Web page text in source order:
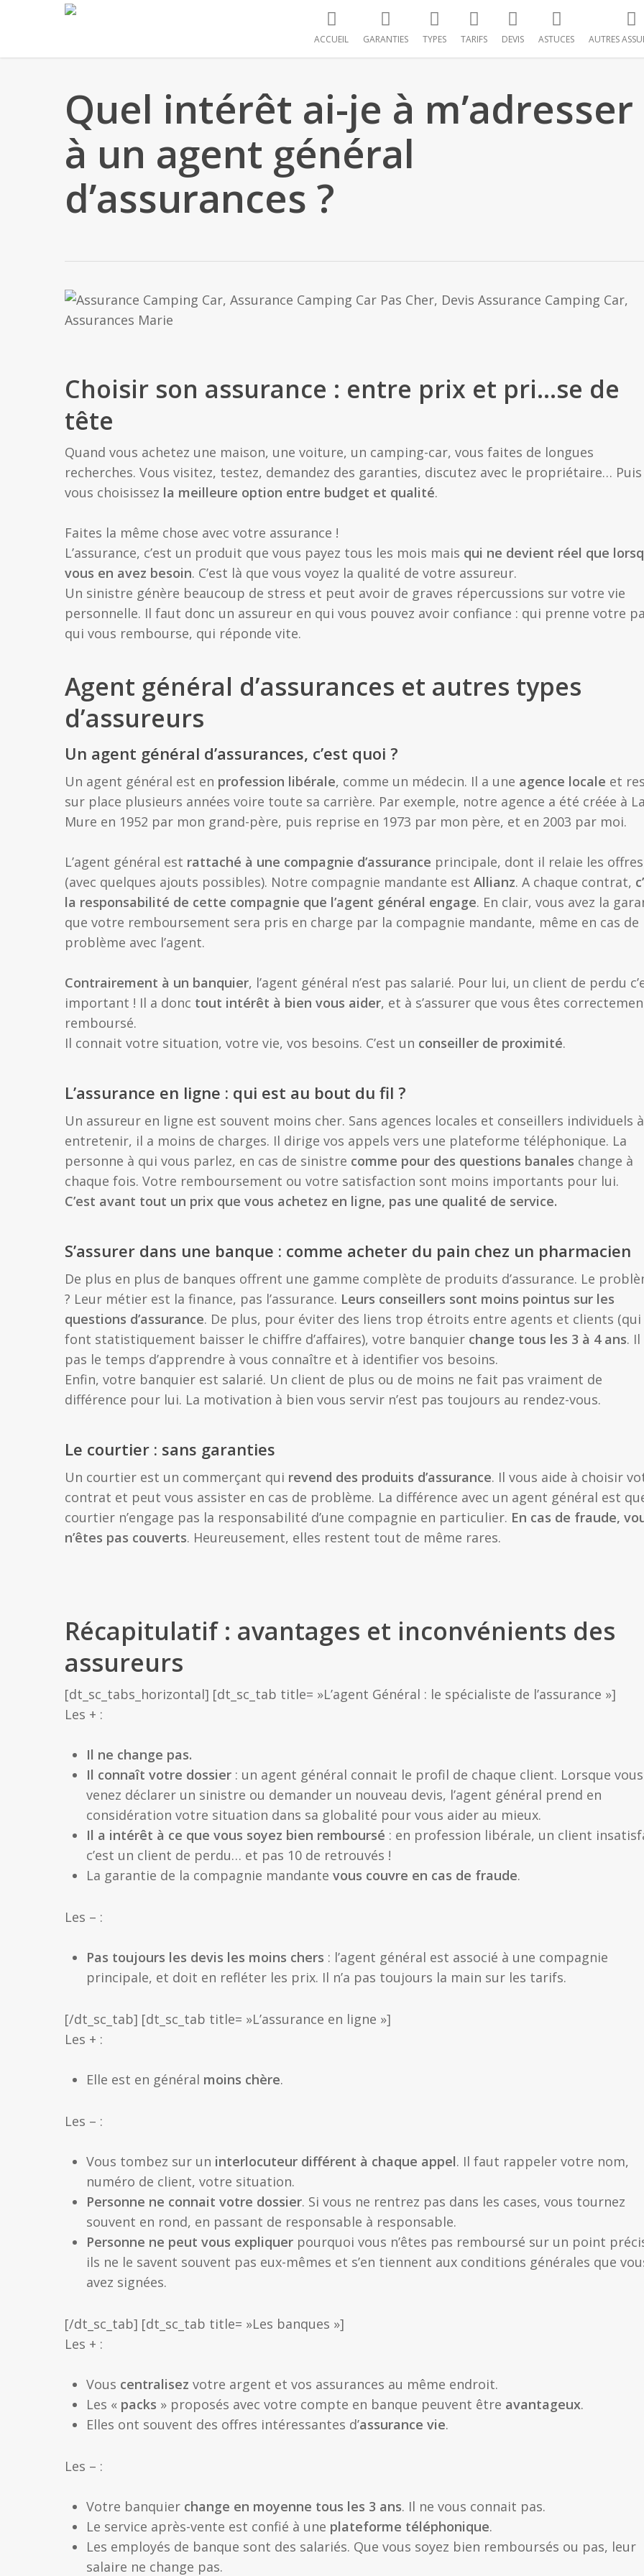
ACCUEIL GARANTIES TYPES TARIFS DEVIS ASTUCES AUTRES
Quel intérêt ai-je à m’adresser
à un agent général
d’assurances ?
Choisir son assurance : entre prix et pri…se de
tête
Quand vous achetez une maison, une voiture, un camping-car, vous faites de longues
recherches. Vous visitez, testez, demandez des garanties, discutez avec le propriétaire… Puis
vous choisissez la meilleure option entre budget et qualité.
Faites la même chose avec votre assurance !
L’assurance, c’est un produit que vous payez tous les mois mais qui ne devient réel que
vous en avez besoin. C’est là que vous voyez la qualité de votre assureur.
Un sinistre génère beaucoup de stress et peut avoir de graves répercussions sur votre vie
personnelle. Il faut donc un assureur en qui vous pouvez avoir confiance : qui prenne votre
qui vous rembourse, qui réponde vite.
Agent général d’assurances et autres types
d’assureurs
Un agent général d’assurances, c’est quoi ?
Un agent général est en profession libérale, comme un médecin. Il a une agence locale et
sur place plusieurs années voire toute sa carrière. Par exemple, notre agence a été créée à
Mure en 1952 par mon grand-père, puis reprise en 1973 par mon père, et en 2003 par moi.
L’agent général est rattaché à une compagnie d’assurance principale, dont il relaie les offres
(avec quelques ajouts possibles). Notre compagnie mandante est Allianz. A chaque contrat,
la responsabilité de cette compagnie que l’agent général engage. En clair, vous avez la
que votre remboursement sera pris en charge par la compagnie mandante, même en cas de
problème avec l’agent.
Contrairement à un banquier, l’agent général n’est pas salarié. Pour lui, un client de perdu
important ! Il a donc tout intérêt à bien vous aider, et à s’assurer que vous êtes
remboursé.
Il connait votre situation, votre vie, vos besoins. C’est un conseiller de proximité.
L’assurance en ligne : qui est au bout du fil ?
Un assureur en ligne est souvent moins cher. Sans agences locales et conseillers individuels à
entretenir, il a moins de charges. Il dirige vos appels vers une plateforme téléphonique. La
personne à qui vous parlez, en cas de sinistre comme pour des questions banales change à
chaque fois. Votre remboursement ou votre satisfaction sont moins importants pour lui.
C’est avant tout un prix que vous achetez en ligne, pas une qualité de service.
S’assurer dans une banque : comme acheter du pain chez un pharmacien
De plus en plus de banques offrent une gamme complète de produits d’assurance. Le
? Leur métier est la finance, pas l’assurance. Leurs conseillers sont moins pointus sur les
questions d’assurance. De plus, pour éviter des liens trop étroits entre agents et clients (qui
font statistiquement baisser le chiffre d’affaires), votre banquier change tous les 3 à 4 ans. Il
pas le temps d’apprendre à vous connaître et à identifier vos besoins.
Enfin, votre banquier est salarié. Un client de plus ou de moins ne fait pas vraiment de
différence pour lui. La motivation à bien vous servir n’est pas toujours au rendez-vous.
Le courtier : sans garanties
Un courtier est un commerçant qui revend des produits d’assurance. Il vous aide à choisir
contrat et peut vous assister en cas de problème. La différence avec un agent général est
courtier n’engage pas la responsabilité d’une compagnie en particulier. En cas de fraude,
n’êtes pas couverts. Heureusement, elles restent tout de même rares.
Récapitulatif : avantages et inconvénients des
assureurs
[dt_sc_tabs_horizontal] [dt_sc_tab title= »L’agent Général : le spécialiste de l’assurance »]
Les + :
Il ne change pas.
Il connaît votre dossier : un agent général connait le profil de chaque client. Lorsque vous
venez déclarer un sinistre ou demander un nouveau devis, l’agent général prend en
considération votre situation dans sa globalité pour vous aider au mieux.
Il a intérêt à ce que vous soyez bien remboursé : en profession libérale, un client
c’est un client de perdu… et pas 10 de retrouvés !
La garantie de la compagnie mandante vous couvre en cas de fraude.
Les – :
Pas toujours les devis les moins chers : l’agent général est associé à une compagnie
principale, et doit en refléter les prix. Il n’a pas toujours la main sur les tarifs.
[/dt_sc_tab] [dt_sc_tab title= »L’assurance en ligne »]
Les + :
Elle est en général moins chère.
Les – :
Vous tombez sur un interlocuteur différent à chaque appel. Il faut rappeler votre nom,
numéro de client, votre situation.
Personne ne connait votre dossier. Si vous ne rentrez pas dans les cases, vous tournez
souvent en rond, en passant de responsable à responsable.
Personne ne peut vous expliquer pourquoi vous n’êtes pas remboursé sur un point
ils ne le savent souvent pas eux-mêmes et s’en tiennent aux conditions générales que
avez signées.
[/dt_sc_tab] [dt_sc_tab title= »Les banques »]
Les + :
Vous centralisez votre argent et vos assurances au même endroit.
Les « packs » proposés avec votre compte en banque peuvent être avantageux.
Elles ont souvent des offres intéressantes d’assurance vie.
Les – :
Votre banquier change en moyenne tous les 3 ans. Il ne vous connait pas.
Le service après-vente est confié à une plateforme téléphonique.
Les employés de banque sont des salariés. Que vous soyez bien remboursés ou pas, leur
salaire ne change pas.